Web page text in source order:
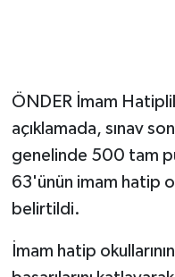
ÖNDER İmam
açıklamada, sınav
genelinde 500 tam
63'ünün imam hatip
belirtildi.
İmam hatip